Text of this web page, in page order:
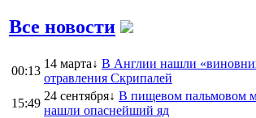
Все новости
00:13
14 марта↓ В Англии нашли
отравления Скрипалей
15:49
24 сентября↓ В пищевом пальмовом
нашли опаснейший яд